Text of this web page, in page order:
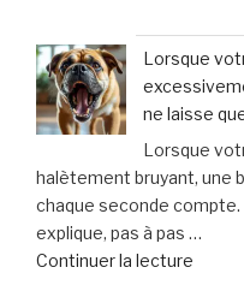
&
:
un
et
Lorsque
ne laisse
Lorsque
halètement bruyant, une
chaque seconde
explique, pas à pas …
Continuer la lecture